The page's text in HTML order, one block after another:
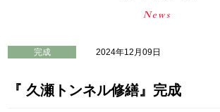
完成 2024年12月09日
『 久瀬トンネル修繕』完成